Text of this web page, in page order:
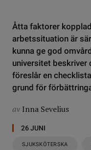
Åtta faktorer
arbetssituation är
kunna ge god
universitet beskriver
föreslår en
grund för
av Inna Sevelius
26 JUNI
SJUKSKÖTERSKA